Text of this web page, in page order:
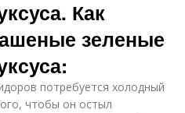
Как
зеленые
потребуется холодный
чтобы он остыл